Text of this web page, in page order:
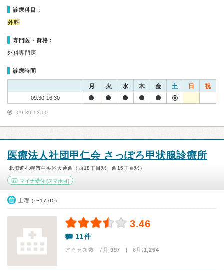
診療科目：
外科
専門医・資格：
外科専門医
診療時間
月 火 水 木 金 土 日 祝
09:30-16:30
09:30-13:00
医療法人社団甲仁会 さっぽろ甲状腺診療所
北海道札幌市中央区大通西（西18丁目駅、西15丁目駅）
マイナ受付 (スマホ可)
土曜（〜17:00）
3.46
11件
アクセス数 7月:997 | 6月:1,264